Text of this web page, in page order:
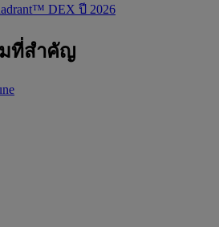
DEX ปี 2026
ที่สำคัญ